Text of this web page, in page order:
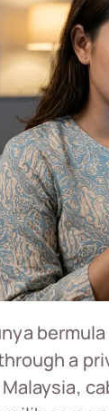
a